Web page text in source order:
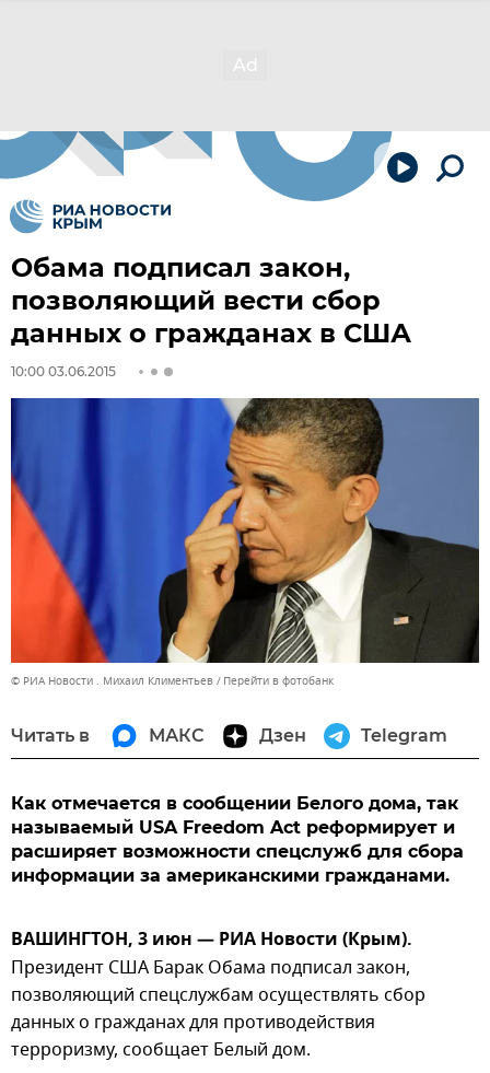
Обама подписал закон,
позволяющий вести сбор
данных о гражданах в США
10:00 03.06.2015
© РИА Новости . Михаил Климентьев Перейти в фотобанк
Читать в МАКС Дзен Telegram
Как отмечается в сообщении Белого дома, так
называемый USA Freedom Act реформирует и
расширяет возможности спецслужб для сбора
информации за американскими гражданами.
ВАШИНГТОН, 3 июн — РИА Новости (Крым).
Президент США Барак Обама подписал закон,
позволяющий спецслужбам осуществлять сбор
данных о гражданах для противодействия
терроризму, сообщает Белый дом.